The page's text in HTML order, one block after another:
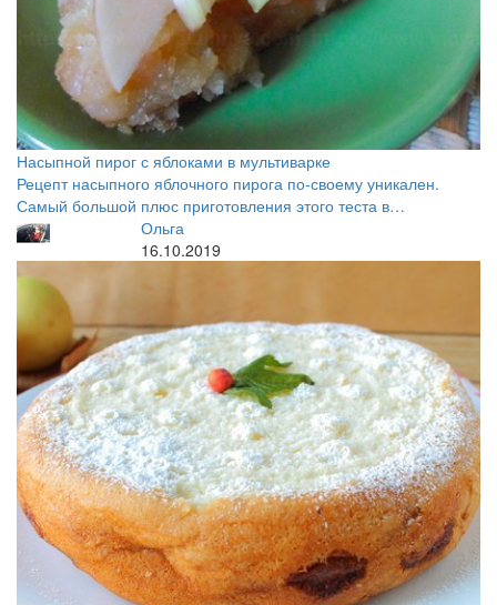
Насыпной пирог с яблоками в мультиварке
Рецепт насыпного яблочного пирога по-своему уникален.
Самый большой плюс приготовления этого теста в…
Ольга
16.10.2019